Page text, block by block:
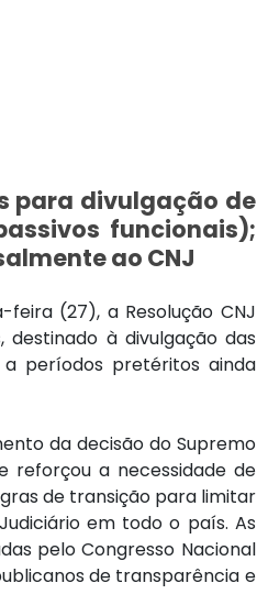
para divulgação de
funcionais);
ao CNJ
(27), a Resolução CNJ
destinado à divulgação das
períodos pretéritos ainda
da decisão do Supremo
reforçou a necessidade de
de transição para limitar
em todo o país. As
pelo Congresso Nacional
de transparência e